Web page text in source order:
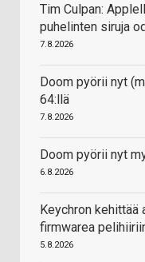
Tim Culpan:
puhelinten siruja
7.8.2026
Doom pyörii nyt
64:llä
7.8.2026
Doom pyörii nyt
6.8.2026
Keychron kehittää
firmwarea
5.8.2026